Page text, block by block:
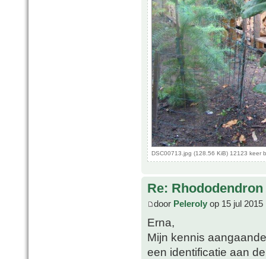
DSC00713.jpg (128.56 KiB) 12123 keer
Re:
door Peleroly op 15 jul 2015
Erna,
Mijn kennis
een identificatie aan